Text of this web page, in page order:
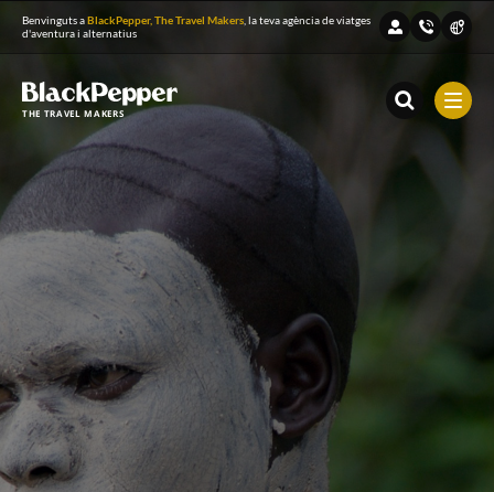
Benvinguts aBlackPepper, The Travel Makers , la teva agència de viatges
d'aventura i alternatius
THE TRAVEL MAKERS